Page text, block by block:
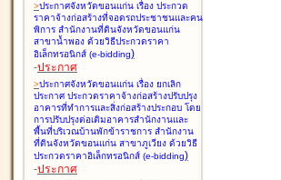
>ประกาศจังหวัดขอนแก่น เรื่อง ประกวด
ราคาจ้างก่อสร้างที่จอดรถประชาชนและคน
พิการ สำนักงานที่ดินจังหวัดขอนแก่น
สาขาน้ำพอง ด้วยวิธีประกวดราคา
อิเล็กทรอนิกส์ (e-bidding)
-ประกาศ
>ประกาศจังหวัดขอนแก่น เรื่อง ยกเลิก
ประกาศ ประกวดราคาจ้างก่อสร้างปรับปรุง
อาคารที่ทำการและสิ่งก่อสร้างประกอบ โดย
การปรับปรุงต่อเติมอาคารสำนักงานและ
พื้นที่บริเวณบ้านพักข้าราชการ สำนักงาน
ที่ดินจังหวัดขอนแก่น สาขาภูเวียง ด้วยวิธี
ประกวดราคาอิเล็กทรอนิกส์ (e-bidding)
-ประกาศ